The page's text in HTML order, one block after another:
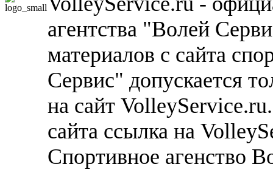
агентства "Волей
материалов с сайта
Сервис" допускается
на сайт
сайта ссылка на
Спортивное агенство